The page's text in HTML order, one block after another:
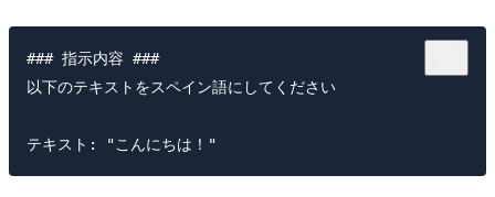
### 指示内容 ###
以下のテキストをスペイン語にしてください